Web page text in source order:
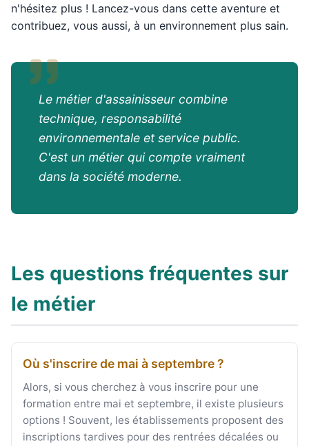
n'hésitez plus ! Lancez-vous dans cette aventure et
contribuez, vous aussi, à un environnement plus sain.
Le métier d'assainisseur combine
technique, responsabilité
environnementale et service public.
C'est un métier qui compte vraiment
dans la société moderne.
Les questions fréquentes sur
le métier
Où s'inscrire de mai à septembre ?
Alors, si vous cherchez à vous inscrire pour une
formation entre mai et septembre, il existe plusieurs
options ! Souvent, les établissements proposent des
inscriptions tardives pour des rentrées décalées ou